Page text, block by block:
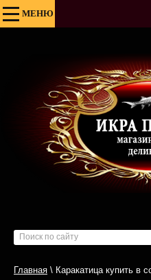
МЕНЮ
Главная \ Каракатица купить в